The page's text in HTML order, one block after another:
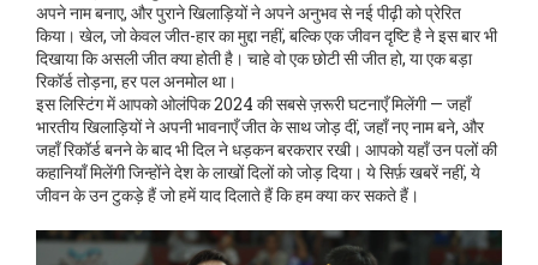
अपने नाम बनाए, और पुराने खिलाड़ियों ने अपने अनुभव से नई पीढ़ी को प्रेरित
किया। खेल, जो केवल जीत-हार का मुद्दा नहीं, बल्कि एक जीवन दृष्टि हैने इस बार भी
दिखाया कि असली जीत क्या होती है। चाहे वो एक छोटी सी जीत हो, या एक बड़ा
रिकॉर्ड तोड़ना, हर पल अनमोल था।
इस लिस्टिंग में आपको ओलंपिक 2024 की सबसे ज़रूरी घटनाएँ मिलेंगी — जहाँ
भारतीय खिलाड़ियों ने अपनी भावनाएँ जीत के साथ जोड़ दीं, जहाँ नए नाम बने, और
जहाँ रिकॉर्ड बनने के बाद भी दिल ने धड़कन बरकरार रखी। आपको यहाँ उन पलों की
कहानियाँ मिलेंगी जिन्होंने देश के लाखों दिलों को जोड़ दिया। ये सिर्फ़ खबरें नहीं, ये
जीवन के उन टुकड़े हैं जो हमें याद दिलाते हैं कि हम क्या कर सकते हैं।